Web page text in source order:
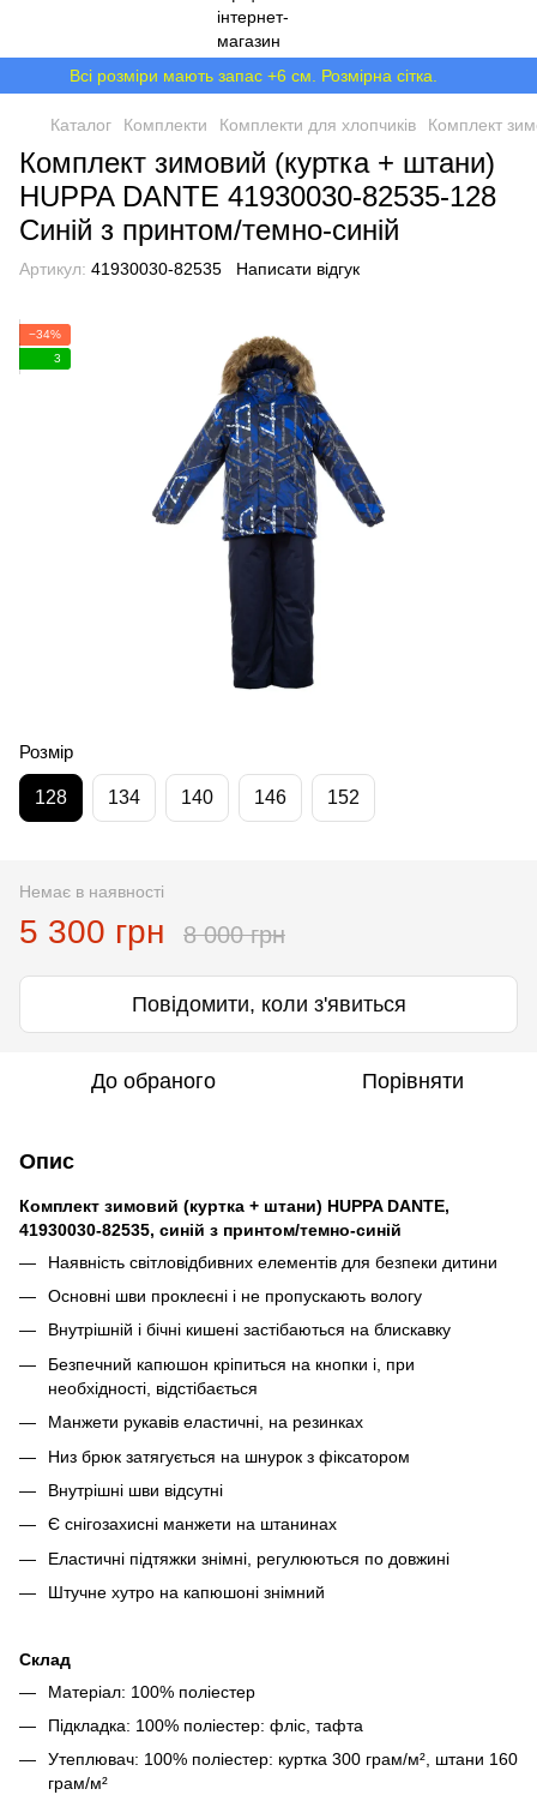
Всі розміри мають запас +6 см. Розмірна сітка.
Каталог Комплекти Комплекти для хлопчиків Комплект
Комплект зимовий (куртка + штани)
HUPPA DANTE 41930030-82535-128
Синій з принтом/темно-синій
Артикул: 41930030-82535 Написати відгук
−34%
3
Розмір
128 134 140 146 152
Немає в наявності
5 300 грн 8 000 грн
Повідомити, коли з'явиться
До обраного Порівняти
Опис
Комплект зимовий (куртка + штани) HUPPA DANTE,
41930030-82535, синій з принтом/темно-синій
Наявність світловідбивних елементів для безпеки дитини
Основні шви проклеєні і не пропускають вологу
Внутрішній і бічні кишені застібаються на блискавку
Безпечний капюшон кріпиться на кнопки і, при
необхідності, відстібається
Манжети рукавів еластичні, на резинках
Низ брюк затягується на шнурок з фіксатором
Внутрішні шви відсутні
Є снігозахисні манжети на штанинах
Еластичні підтяжки знімні, регулюються по довжині
Штучне хутро на капюшоні знімний
Склад
Матеріал: 100% поліестер
Підкладка: 100% поліестер: фліс, тафта
Утеплювач: 100% поліестер: куртка 300 грам/м², штани 160
грам/м²